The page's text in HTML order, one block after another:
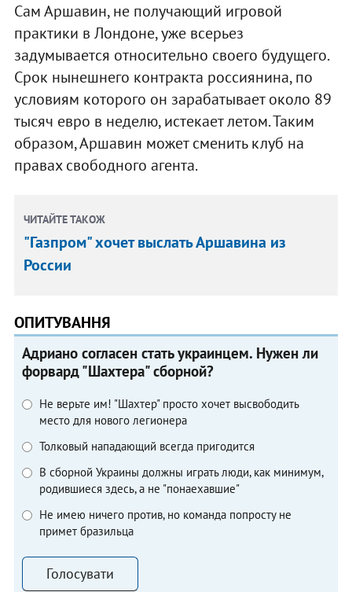
Сам Аршавин, не получающий игровой
практики в Лондоне, уже всерьез
задумывается относительно своего будущего.
Срок нынешнего контракта россиянина, по
условиям которого он зарабатывает около 89
тысяч евро в неделю, истекает летом. Таким
образом, Аршавин может сменить клуб на
правах свободного агента.
ЧИТАЙТЕ ТАКОЖ
"Газпром" хочет выслать Аршавина из
России
ОПИТУВАННЯ
Адриано согласен стать украинцем. Нужен ли
форвард "Шахтера" сборной?
Не верьте им! "Шахтер" просто хочет высвободить
место для нового легионера
Толковый нападающий всегда пригодится
В сборной Украины должны играть люди, как минимум,
родившиеся здесь, а не "понаехавшие"
Не имею ничего против, но команда попросту не
примет бразильца
Голосувати